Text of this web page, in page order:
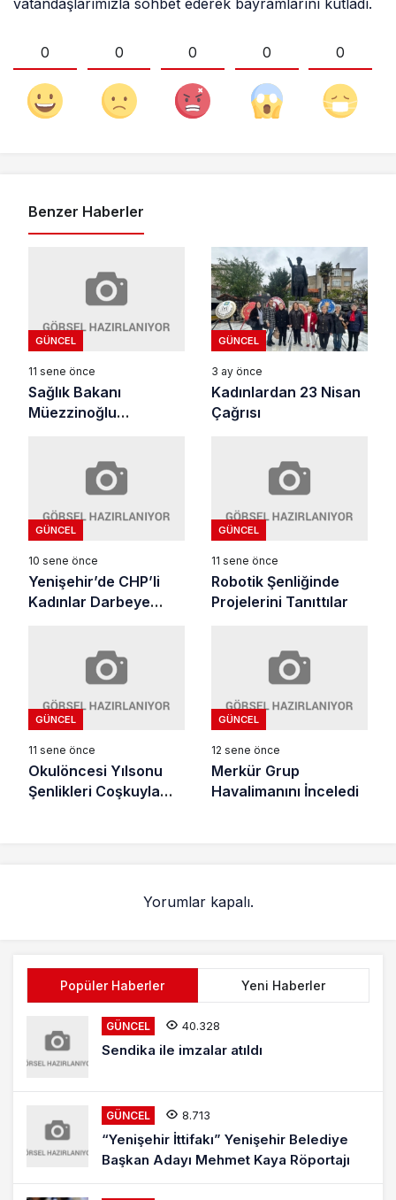
vatandaşlarımızla sohbet ederek bayramlarını kutladı.
0 0 0 0 0
Benzer Haberler
GÜNCEL
11 sene önce
Sağlık Bakanı
Müezzinoğlu
GÜNCEL
3 ay önce
Kadınlardan 23 Nisan
Çağrısı
GÜNCEL
10 sene önce
Yenişehir’de CHP’li
Kadınlar Darbeye
GÜNCEL
11 sene önce
Robotik Şenliğinde
Projelerini Tanıttılar
GÜNCEL
11 sene önce
Okulöncesi Yılsonu
Şenlikleri Coşkuyla
GÜNCEL
12 sene önce
Merkür Grup
Havalimanını İnceledi
Yorumlar kapalı.
Popüler Haberler Yeni Haberler
GÜNCEL 40.328
Sendika ile imzalar atıldı
GÜNCEL 8.713
“Yenişehir İttifakı” Yenişehir Belediye
Başkan Adayı Mehmet Kaya Röportajı